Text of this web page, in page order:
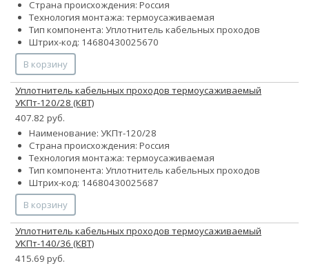
Страна происхождения: Россия
Технология монтажа: термоусаживаемая
Тип компонента: Уплотнитель кабельных проходов
Штрих-код: 14680430025670
В корзину
Уплотнитель кабельных проходов термоусаживаемый
УКПт-120/28 (КВТ)
407.82 руб.
Наименование: УКПт-120/28
Страна происхождения: Россия
Технология монтажа: термоусаживаемая
Тип компонента: Уплотнитель кабельных проходов
Штрих-код: 14680430025687
В корзину
Уплотнитель кабельных проходов термоусаживаемый
УКПт-140/36 (КВТ)
415.69 руб.